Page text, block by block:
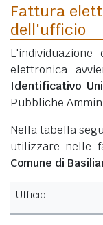
Fattura
dell'ufficio
elettronica
Identificativo
Pubbliche
Nella tabella
utilizzare nelle
Comune di
Ufficio